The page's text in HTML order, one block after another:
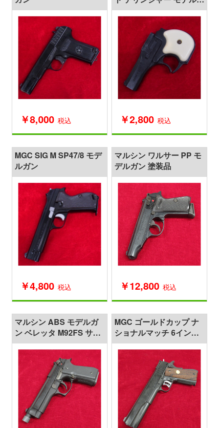
￥8,000 税込
ン
￥2,800 税込
MGC SIG M SP47/8 モデ
ルガン
￥4,800 税込
マルシン ワルサー PP モ
デルガン 塗装品
￥12,800 税込
マルシン ABS モデルガ
ン ベレッタ M92FS サイ
レンサーバレル ホーググ
リップ
MGC ゴールドカップ ナ
ショナルマッチ 6インチ
モデルガン